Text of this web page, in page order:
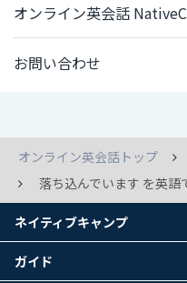
オンライン英会話
お問い合わせ
オンライン英会話トップ
落ち込んでいます を英語
ネイティブキャンプ
ガイド